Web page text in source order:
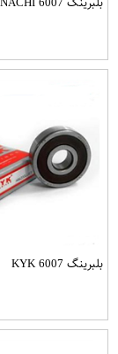
بلبرینگ 6007 KYK